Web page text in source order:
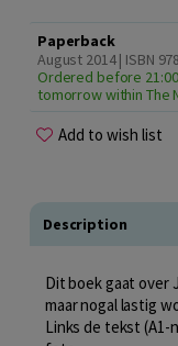
Paperback
August 2014 | ISBN
Ordered before
tomorrow within The
Add to wish list
Description
Dit boek gaat over
maar nogal lastig
Links de tekst